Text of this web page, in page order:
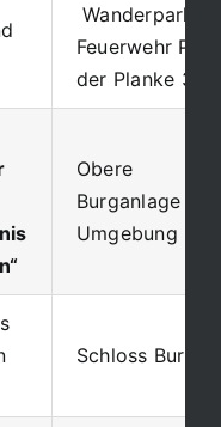
Feuerwehr P2
der Planke 3)
Obere
Burganlage /
Umgebung
Schloss Burg